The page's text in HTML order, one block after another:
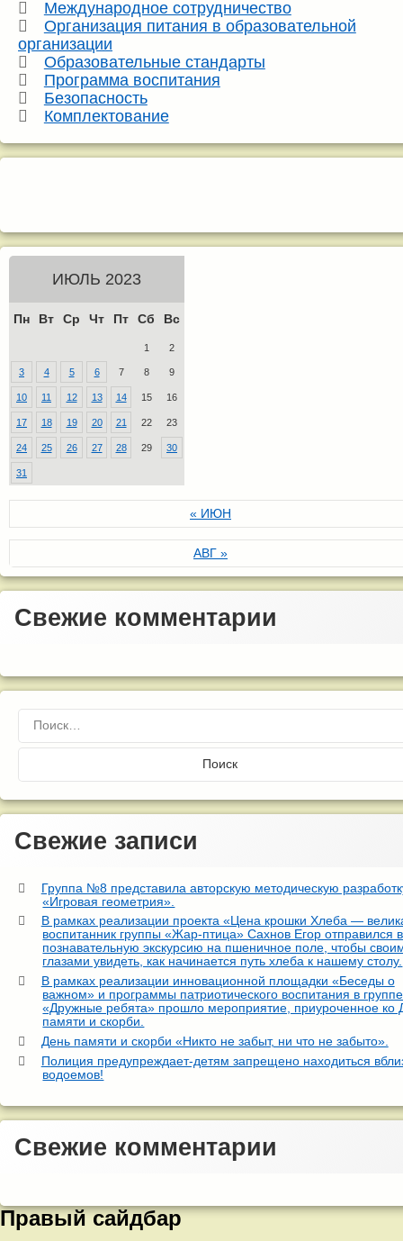
Международное сотрудничество
Организация питания в образовательной
организации
Образовательные стандарты
Программа воспитания
Безопасность
Комплектование
ИЮЛЬ 2023
Пн Вт Ср Чт Пт Сб Вс
1 2
3 4 5 6 7 8 9
10 11 12 13 14 15 16
17 18 19 20 21 22 23
24 25 26 27 28 29 30
31
« ИЮН
АВГ »
Свежие комментарии
Найти:
Свежие записи
Группа №8 представила авторскую методическую
«Игровая геометрия».
В рамках реализации проекта «Цена крошки Хлеба —
воспитанник группы «Жар-птица» Сахнов Егор отправился в
познавательную экскурсию на пшеничное поле, чтобы
глазами увидеть, как начинается путь хлеба к нашему столу.
В рамках реализации инновационной площадки «Беседы о
важном» и программы патриотического воспитания в
«Дружные ребята» прошло мероприятие, приуроченное ко
памяти и скорби.
День памяти и скорби «Никто не забыт, ни что не забыто».
Полиция предупреждает-детям запрещено находиться
водоемов!
Свежие комментарии
Правый сайдбар